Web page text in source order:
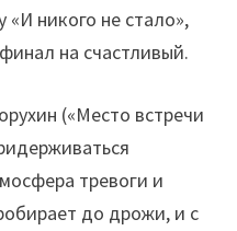
«И никого не стало»,
на счастливый.
(«Место встречи
тревоги и
до дрожи, и с